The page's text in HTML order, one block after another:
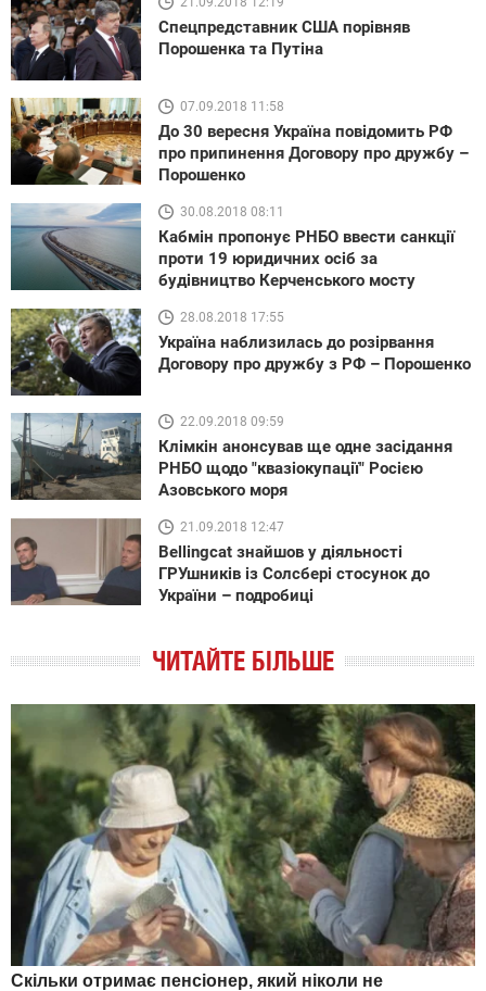
Спецпредставник США порівняв
Порошенка та Путіна
07.09.2018 11:58
До 30 вересня Україна повідомить РФ
про припинення Договору про дружбу –
Порошенко
30.08.2018 08:11
Кабмін пропонує РНБО ввести санкції
проти 19 юридичних осіб за
будівництво Керченського мосту
28.08.2018 17:55
Україна наблизилась до розірвання
Договору про дружбу з РФ – Порошенко
22.09.2018 09:59
Клімкін анонсував ще одне засідання
РНБО щодо "квазіокупації" Росією
Азовського моря
21.09.2018 12:47
Bellingcat знайшов у діяльності
ГРУшників із Солсбері стосунок до
України – подробиці
ЧИТАЙТЕ БІЛЬШЕ